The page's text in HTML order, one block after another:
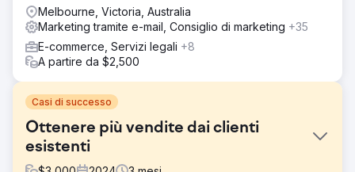
Melbourne, Victoria, Australia
Marketing tramite e-mail, Consiglio di marketing +35
E-commerce, Servizi legali +8
A partire da $2,500
Casi di successo
Ottenere più vendite dai clienti
esistenti